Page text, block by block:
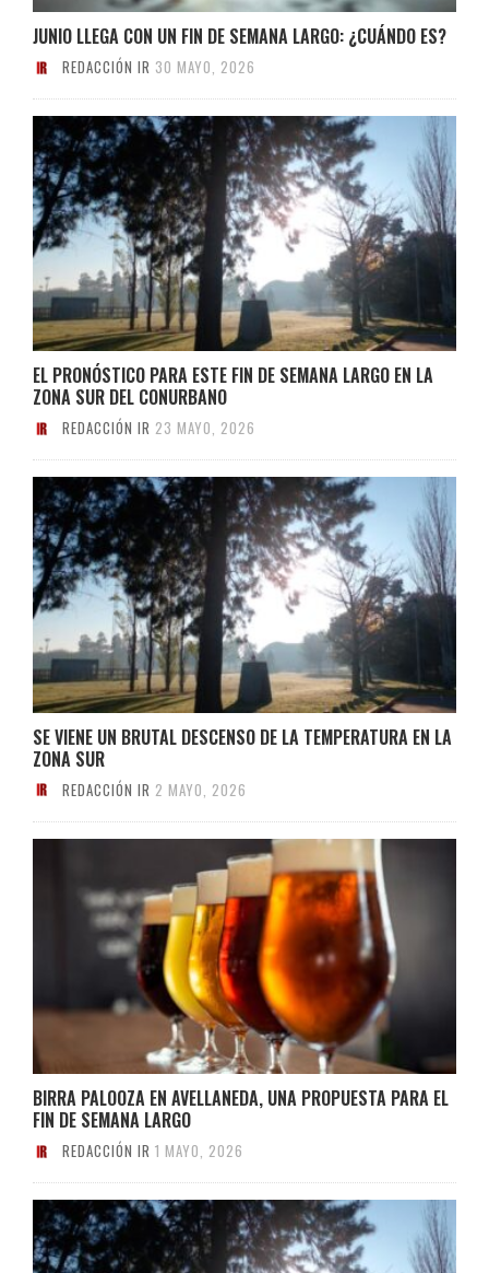
JUNIO LLEGA CON UN FIN DE SEMANA LARGO: ¿CUÁNDO ES?
REDACCIÓN IR 30 MAYO, 2026
EL PRONÓSTICO PARA ESTE FIN DE SEMANA LARGO EN LA
ZONA SUR DEL CONURBANO
REDACCIÓN IR 23 MAYO, 2026
SE VIENE UN BRUTAL DESCENSO DE LA TEMPERATURA EN LA
ZONA SUR
REDACCIÓN IR 2 MAYO, 2026
BIRRA PALOOZA EN AVELLANEDA, UNA PROPUESTA PARA EL
FIN DE SEMANA LARGO
REDACCIÓN IR 1 MAYO, 2026